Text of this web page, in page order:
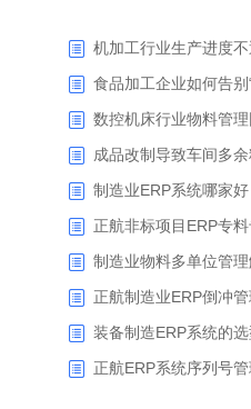
正航非标项目ERP专
制造业物料多单位管
正航制造业ERP倒冲
装备制造ERP系统的